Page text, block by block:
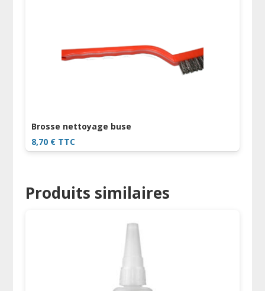
Brosse nettoyage buse
8,70 € TTC
Produits similaires